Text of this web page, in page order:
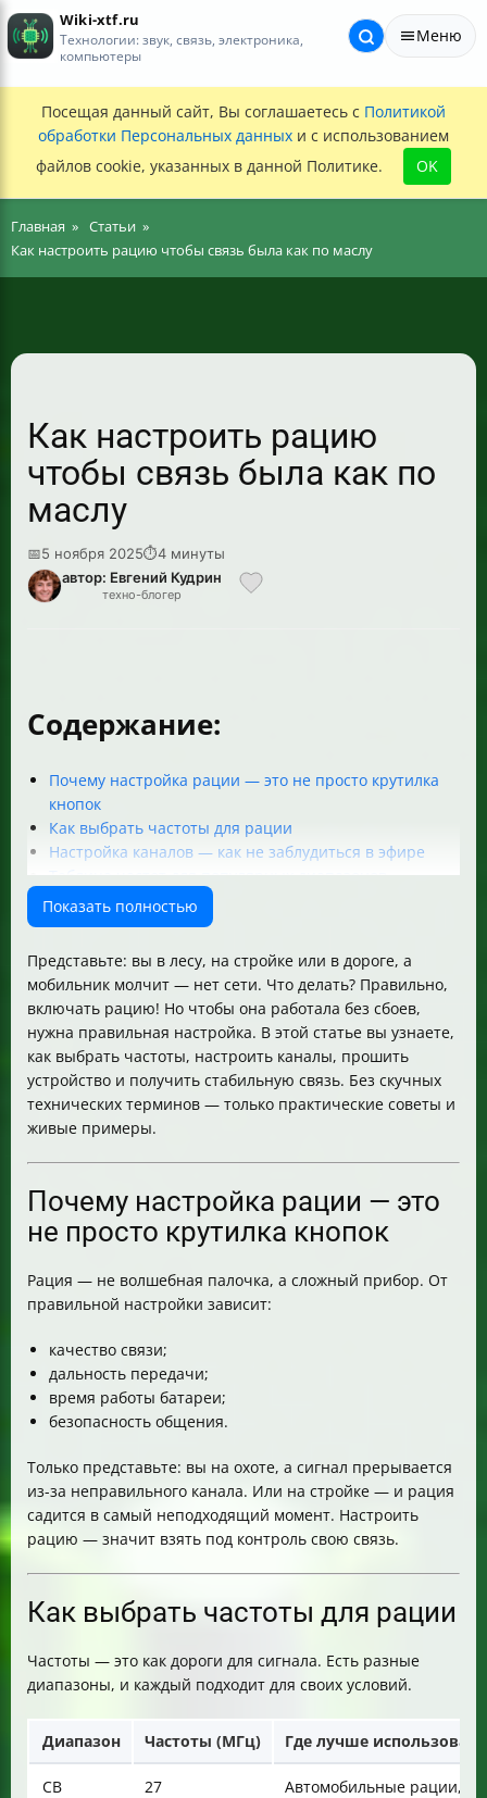
Wiki-xtf.ru
Технологии: звук, связь, электроника,
компьютеры
Меню
Посещая данный сайт, Вы соглашаетесь с Политикой
обработки Персональных данных и с использованием
файлов cookie, указанных в данной Политике.
OK
Главная
Статьи
Как настроить рацию чтобы связь была как по маслу
Как настроить рацию
чтобы связь была как по
маслу
📅5 ноября 2025⏱4 минуты
автор: Евгений Кудрин
техно-блогер
Содержание:
Почему настройка рации — это не просто крутилка
кнопок
Как выбрать частоты для рации
Настройка каналов — как не заблудиться в эфире
Прошивка рации — что это и зачем
Практические советы для настройки
Часто задаваемые вопросы
Итог
Показать полностью
Представьте: вы в лесу, на стройке или в дороге, а
мобильник молчит — нет сети. Что делать? Правильно,
включать рацию! Но чтобы она работала без сбоев,
нужна правильная настройка. В этой статье вы узнаете,
как выбрать частоты, настроить каналы, прошить
устройство и получить стабильную связь. Без скучных
технических терминов — только практические советы и
живые примеры.
Почему настройка рации — это
не просто крутилка кнопок
Рация — не волшебная палочка, а сложный прибор. От
правильной настройки зависит:
качество связи;
дальность передачи;
время работы батареи;
безопасность общения.
Только представьте: вы на охоте, а сигнал прерывается
из-за неправильного канала. Или на стройке — и рация
садится в самый неподходящий момент. Настроить
рацию — значит взять под контроль свою связь.
Как выбрать частоты для рации
Частоты — это как дороги для сигнала. Есть разные
диапазоны, и каждый подходит для своих условий.
Диапазон Частоты (МГц) Где лучше использовать
CB 27 Автомобильные рации,